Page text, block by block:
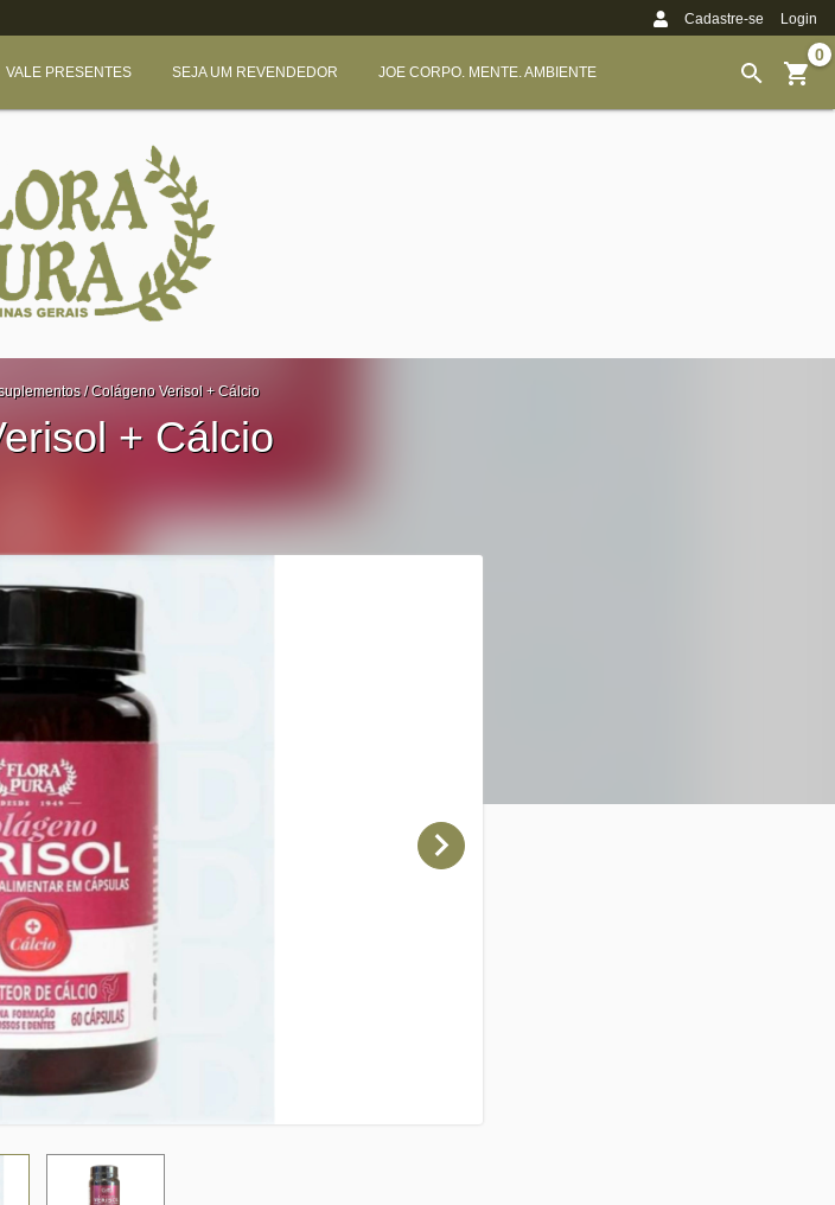
Cadastre-se Login
VALE PRESENTES SEJA UM REVENDEDOR JOE CORPO. MENTE. AMBIENTE
0
/ Colágeno Verisol + Cálcio
+ Cálcio